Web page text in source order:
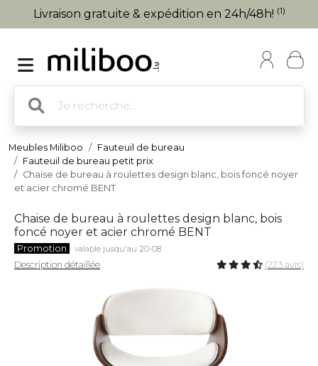
Livraison gratuite & expédition en 24h/48h! (1)
Meubles Miliboo
Fauteuil de bureau
Fauteuil de bureau petit prix
Chaise de bureau à roulettes design blanc, bois foncé noyer
et acier chromé BENT
Chaise de bureau à roulettes design blanc, bois
foncé noyer et acier chromé BENT
Promotion valable jusqu'au 20-08
Description détaillée (223 avis)